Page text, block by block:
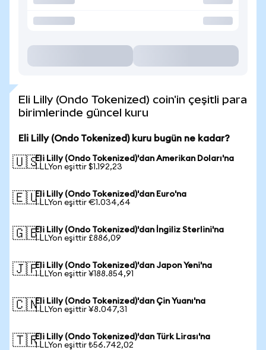
Eli Lilly (Ondo Tokenized) coin'in çeşitli para
birimlerinde güncel kuru
Eli Lilly (Ondo Tokenized) kuru bugün ne kadar?
🇺🇸Eli Lilly (Ondo Tokenized)'dan Amerikan Doları'na
1 LLYon eşittir $1.192,23
🇪🇺Eli Lilly (Ondo Tokenized)'dan Euro'na
1 LLYon eşittir €1.034,64
🇬🇧Eli Lilly (Ondo Tokenized)'dan İngiliz Sterlini'na
1 LLYon eşittir £886,09
🇯🇵Eli Lilly (Ondo Tokenized)'dan Japon Yeni'na
1 LLYon eşittir ¥188.854,91
🇨🇳Eli Lilly (Ondo Tokenized)'dan Çin Yuanı'na
1 LLYon eşittir ¥8.047,31
🇹🇷Eli Lilly (Ondo Tokenized)'dan Türk Lirası'na
1 LLYon eşittir ₺56.742,02